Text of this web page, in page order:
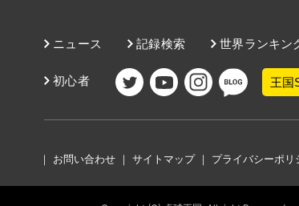
ニュース 記録検索 世界ランキン
初心者 王国
｜ お問い合わせ ｜ サイトマップ｜ プライバシーポリ